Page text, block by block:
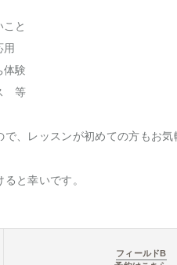
と
用
体験
等
、レッスンが初めての方もお気
と幸いです。
フィールドB